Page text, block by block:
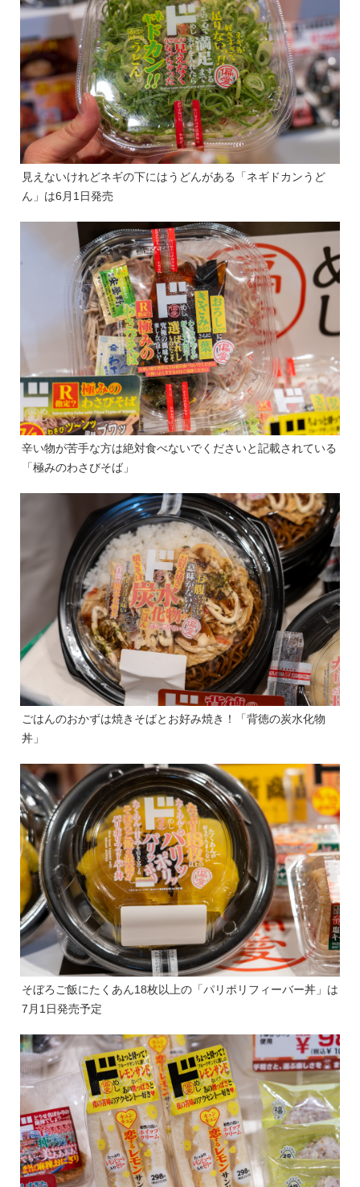
見えないけれどネギの下にはうどんがある「ネギドカンうど
ん」は6月1日発売
辛い物が苦手な方は絶対食べないでくださいと記載されている
「極みのわさびそば」
ごはんのおかずは焼きそばとお好み焼き！「背徳の炭水化物
丼」
そぼろご飯にたくあん18枚以上の「パリポリフィーバー丼」は
7月1日発売予定